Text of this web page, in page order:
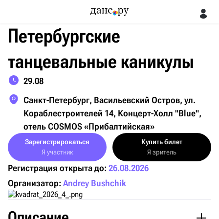
Петербургские
танцевальные каникулы
29.08
Санкт-Петербург, Васильевский Остров, ул.
Кораблестроителей 14, Концерт-Холл "Blue",
отель COSMOS «Прибалтийская»
Зарегистрироваться
Я участник
Купить билет
Я зритель
Регистрация открыта до: 26.08.2026
Организатор: Andrey Bushchik